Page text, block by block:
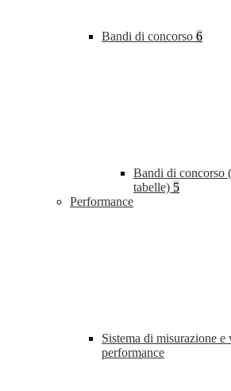
Bandi di concorso 6
Bandi di concorso
tabelle) 5
Performance
Sistema di misurazione e
performance